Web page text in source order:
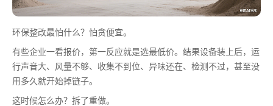
环保整改最怕什么？怕贪便宜。
有些企业一看报价，第一反应就是选最低价。结果设备装上后，运
行声音大、风量不够、收集不到位、异味还在、检测不过，甚至没
用多久就开始掉链子。
这时候怎么办？拆了重做。